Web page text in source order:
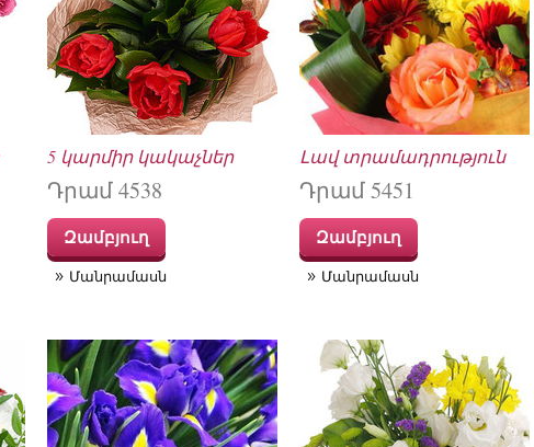
5 կարմիր կակաչներ
Դրամ 4538
Զամբյուղ
Մանրամասն
Լավ տրամադրություն
Դրամ 5451
Զամբյուղ
Մանրամասն